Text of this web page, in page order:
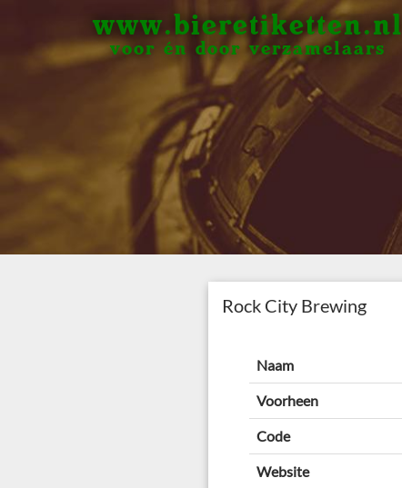
www.bieretiketten.nl
voor én door verzamelaars
Rock City Brewing
Naam
Voorheen
Code
Website